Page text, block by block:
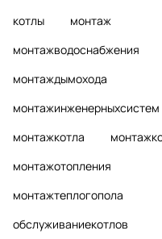
котлы
монтаж
монтажводоснабжения
монтаждымохода
монтажинженерныхсистем
монтажкотла
монтажотопления
монтажтеплогопола
обслуживаниекотлов